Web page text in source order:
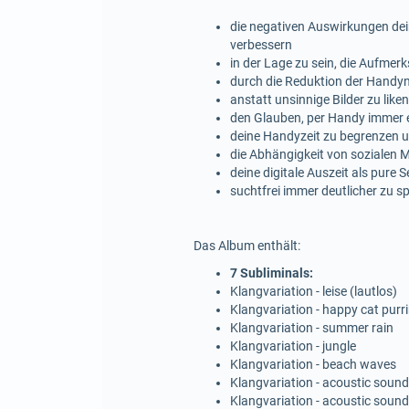
die negativen Auswirkungen
verbessern
in der Lage zu sein, die
durch die Reduktion der
anstatt unsinnige Bilder zu
den Glauben, per Handy
deine Handyzeit zu begrenzen
die Abhängigkeit von sozialen
deine digitale Auszeit als pure
suchtfrei immer deutlicher zu
Das Album enthält:
7 Subliminals:
Klangvariation - leise (lautlos)
Klangvariation - happy cat
Klangvariation - summer rain
Klangvariation - jungle
Klangvariation - beach waves
Klangvariation - acoustic
Klangvariation - acoustic